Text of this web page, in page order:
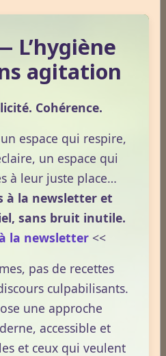
L’hygiène
agitation
Cohérence.
espace qui respire,
un espace qui
à leur juste place…
à la newsletter et
sans bruit inutile.
la newsletter <<
pas de recettes
culpabilisants.
une approche
accessible et
et ceux qui veulent